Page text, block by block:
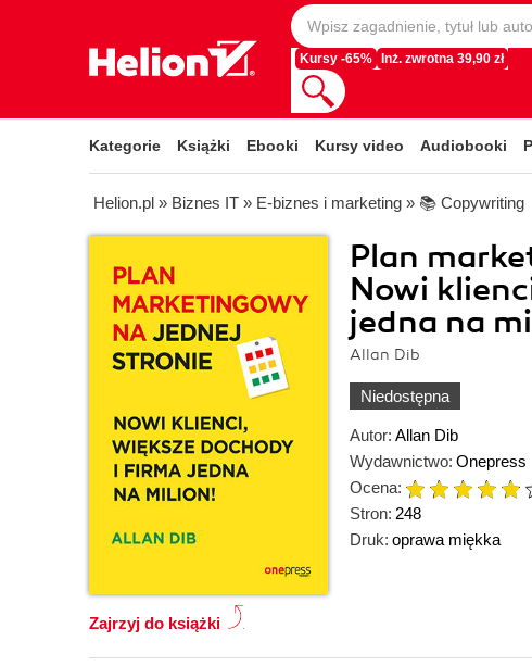
Kursy -65% Inż. zwrotna 39,90 zł
Kategorie Książki Ebooki Kursy video Audiobooki
Helion.pl » Biznes IT » E-biznes i marketing » 📚 Copywriting
Plan
Nowi
jedna na
Allan Dib
Niedostępna
Zajrzyj do książki
Autor: Allan Dib
Wydawnictwo: Onepress
Ocena:
Stron: 248
Druk: oprawa miękka